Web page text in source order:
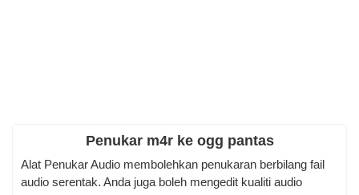
Penukar m4r ke ogg pantas
Alat Penukar Audio membolehkan penukaran berbilang fail
audio serentak. Anda juga boleh mengedit kualiti audio